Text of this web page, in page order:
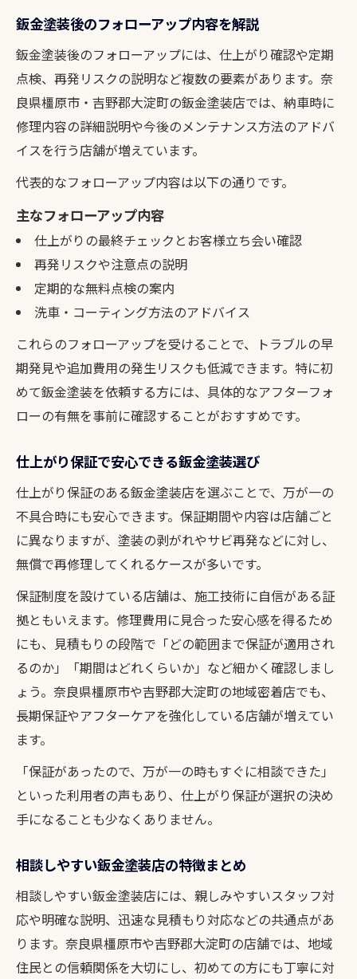
鈑金塗装後のフォローアップ内容を解説
鈑金塗装後のフォローアップには、仕上がり確認や定期
点検、再発リスクの説明など複数の要素があります。奈
良県橿原市・吉野郡大淀町の鈑金塗装店では、納車時に
修理内容の詳細説明や今後のメンテナンス方法のアドバ
イスを行う店舗が増えています。
代表的なフォローアップ内容は以下の通りです。
主なフォローアップ内容
仕上がりの最終チェックとお客様立ち会い確認
再発リスクや注意点の説明
定期的な無料点検の案内
洗車・コーティング方法のアドバイス
これらのフォローアップを受けることで、トラブルの早
期発見や追加費用の発生リスクも低減できます。特に初
めて鈑金塗装を依頼する方には、具体的なアフターフォ
ローの有無を事前に確認することがおすすめです。
仕上がり保証で安心できる鈑金塗装選び
仕上がり保証のある鈑金塗装店を選ぶことで、万が一の
不具合時にも安心できます。保証期間や内容は店舗ごと
に異なりますが、塗装の剥がれやサビ再発などに対し、
無償で再修理してくれるケースが多いです。
保証制度を設けている店舗は、施工技術に自信がある証
拠ともいえます。修理費用に見合った安心感を得るため
にも、見積もりの段階で「どの範囲まで保証が適用され
るのか」「期間はどれくらいか」など細かく確認しまし
ょう。奈良県橿原市や吉野郡大淀町の地域密着店でも、
長期保証やアフターケアを強化している店舗が増えてい
ます。
「保証があったので、万が一の時もすぐに相談できた」
といった利用者の声もあり、仕上がり保証が選択の決め
手になることも少なくありません。
相談しやすい鈑金塗装店の特徴まとめ
相談しやすい鈑金塗装店には、親しみやすいスタッフ対
応や明確な説明、迅速な見積もり対応などの共通点があ
ります。奈良県橿原市や吉野郡大淀町の店舗では、地域
住民との信頼関係を大切にし、初めての方にも丁寧に対